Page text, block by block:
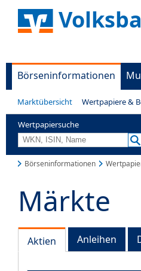
Börseninformationen
Marktübersicht Wertpapiere &
Wertpapiersuche
Börseninformationen
Märkte
Aktien Anleihen